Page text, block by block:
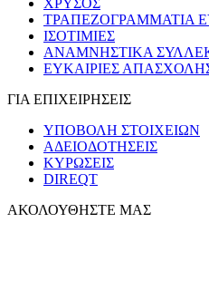
ΧΡΥΣΟΣ
ΤΡΑΠΕΖΟΓΡΑΜΜΑΤΙΑ
ΙΣΟΤΙΜΙΕΣ
ΑΝΑΜΝΗΣΤΙΚΑ
ΕΥΚΑΙΡΙΕΣ
ΓΙΑ ΕΠΙΧΕΙΡΗΣΕΙΣ
ΥΠΟΒΟΛΗ ΣΤΟΙΧΕΙΩΝ
ΑΔΕΙΟΔΟΤΗΣΕΙΣ
ΚΥΡΩΣΕΙΣ
DIREQT
ΑΚΟΛΟΥΘΗΣΤΕ ΜΑΣ